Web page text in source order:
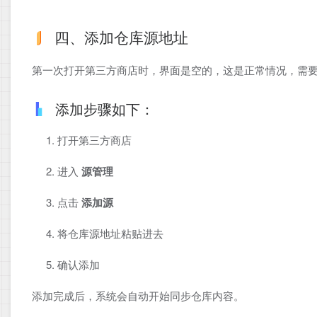
四、添加仓库源地址
第一次打开第三方商店时，界面是空的，这是正常情况，需要
添加步骤如下：
打开第三方商店
进入 源管理
点击添加源
将仓库源地址粘贴进去
确认添加
添加完成后，系统会自动开始同步仓库内容。